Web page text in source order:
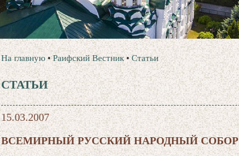
На главную •Раифский Вестник •Статьи
СТАТЬИ
15.03.2007
ВСЕМИРНЫЙ РУССКИЙ НАРОДНЫЙ СОБОР